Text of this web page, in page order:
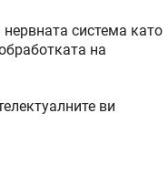
система като
на
ви